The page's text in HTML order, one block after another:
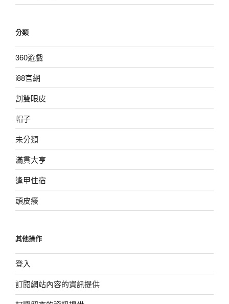
分類
360遊戲
i88官網
割雙眼皮
帽子
未分類
滿貫大亨
逢甲住宿
頭皮癢
其他操作
登入
訂閱網站內容的資訊提供